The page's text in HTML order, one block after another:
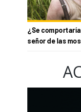
¿Se
señor de las